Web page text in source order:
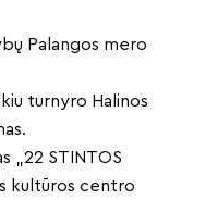
Palangos mero
turnyro Halinos
„22 STINTOS
kultūros centro